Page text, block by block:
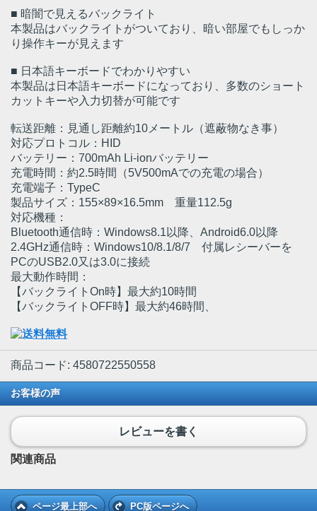
■ 暗闇で見えるバックライト
本製品はバックライトがついており、暗い部屋でもしっか
り操作キーが見えます
■ 日本語キーボードでわかりやすい
本製品は日本語キーボードになっており、多数のショート
カットキーや入力切替が可能です
転送距離：見通し距離約10メートル（遮蔽物なき事）
対応プロトコル：HID
バッテリー：700mAh Li-ionバッテリー
充電時間：約2.5時間（5V500mAでの充電の場合）
充電端子：TypeC
製品サイズ：155×89×16.5mm 重量112.5g
対応機種：
Bluetooth通信時：Windows8.1以降、Android6.0以降
2.4GHz通信時：Windows10/8.1/8/7 付属レシーバーを
PCのUSB2.0又は3.0に接続
最大動作時間：
【バックライトOn時】最大約10時間
【バックライトOFF時】最大約46時間、
商品コード: 4580722550558
お客様の声
レビューを書く
関連商品
ページ最上部へ PC版ページへ